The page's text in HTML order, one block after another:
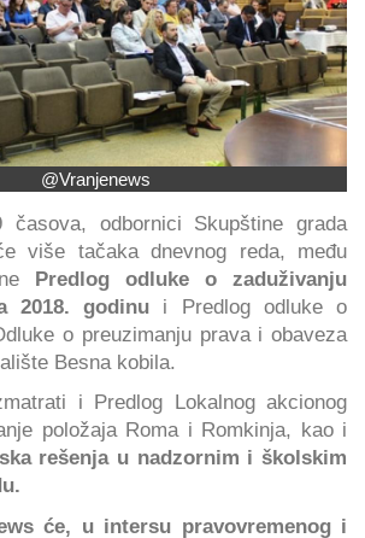
@Vranjenews
odbornici Skupštine grada
više tačaka dnevnog reda, među
Predlog odluke o zaduživanju
2018. godinu i Predlog odluke o
o preuzimanju prava i obaveza
Besna kobila.
i Predlog Lokalnog akcionog
položaja Roma i Romkinja, kao i
rešenja u nadzornim i školskim
će, u intersu pravovremenog i